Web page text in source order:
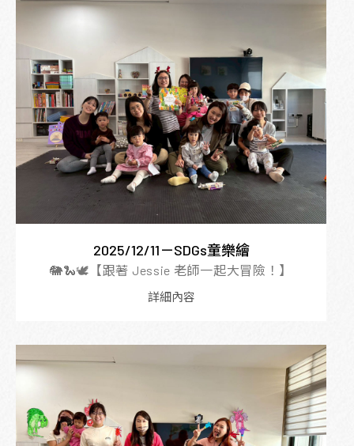
2025/12/11－SDGs童樂繪
🐘🐍🕊️【跟著 Jessie 老師一起大冒險！】
詳細內容